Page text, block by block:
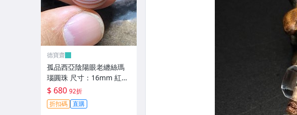
德寶齋
孤品西亞陰陽眼老纏絲瑪
瑙圓珠 尺寸：16mm 紅彤
彤的太陽眼黑瞳天眼，呈
現陰 天珠 瑪瑙 古玩 二手
【德寶齋】6343
$ 680 92折
折扣碼 直購